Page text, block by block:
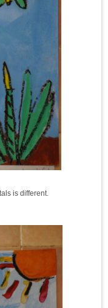
is different.